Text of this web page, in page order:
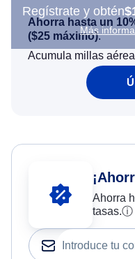
Regístrate y obtén
Más
Ahorra hasta un
($25 máximo).
Acumula millas
Ahorra
tasas.ⓘ